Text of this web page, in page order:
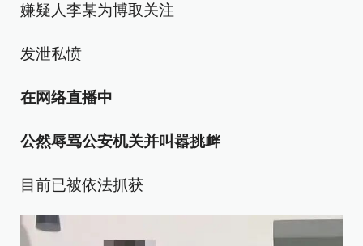
嫌疑人李某为博取关注
发泄私愤
在网络直播中
公然辱骂公安机关并叫嚣挑衅
目前已被依法抓获